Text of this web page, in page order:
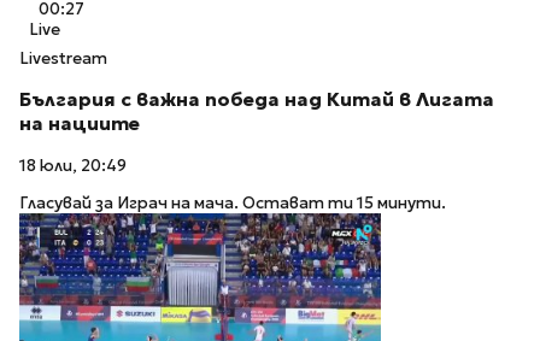
00:27
Live
Livestream
България с важна победа над Китай в Лигата
на нациите
18 юли, 20:49
Гласувай за Играч на мача. Остават ти 15 минути.